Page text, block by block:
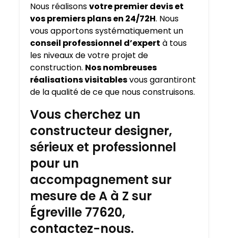
Nous réalisonsvotre premier devis et
vos premiers plans en 24/72H. Nous
vous apportons systématiquement un
conseil professionnel d’expert à tous
les niveaux de votre projet de
construction. Nos nombreuses
réalisations visitablesvous garantiront
de la qualité de ce que nous construisons.
Vous cherchez un
constructeur designer,
sérieux et professionnel
pour un
accompagnement sur
mesure de A à Z sur
Égreville 77620,
contactez-nous.